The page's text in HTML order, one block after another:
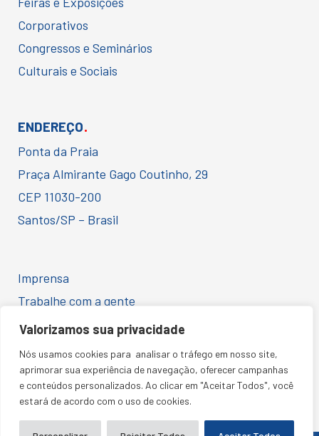
Valorizamos sua privacidade
Nós usamos cookies para analisar o tráfego em nosso site,
aprimorar sua experiência de navegação, oferecer campanhas
e conteúdos personalizados. Ao clicar em "Aceitar Todos", você
estará de acordo com o uso de cookies.
Corporativos
Congressos e Seminários
Culturais e Sociais
ENDEREÇO.
Ponta da Praia
Praça Almirante Gago Coutinho, 29
CEP 11030-200
Santos/SP – Brasil
Imprensa
Trabalhe com a gente
Ética e Conformidade
Código de Conduta para Fornecedores
Política de Privacidade